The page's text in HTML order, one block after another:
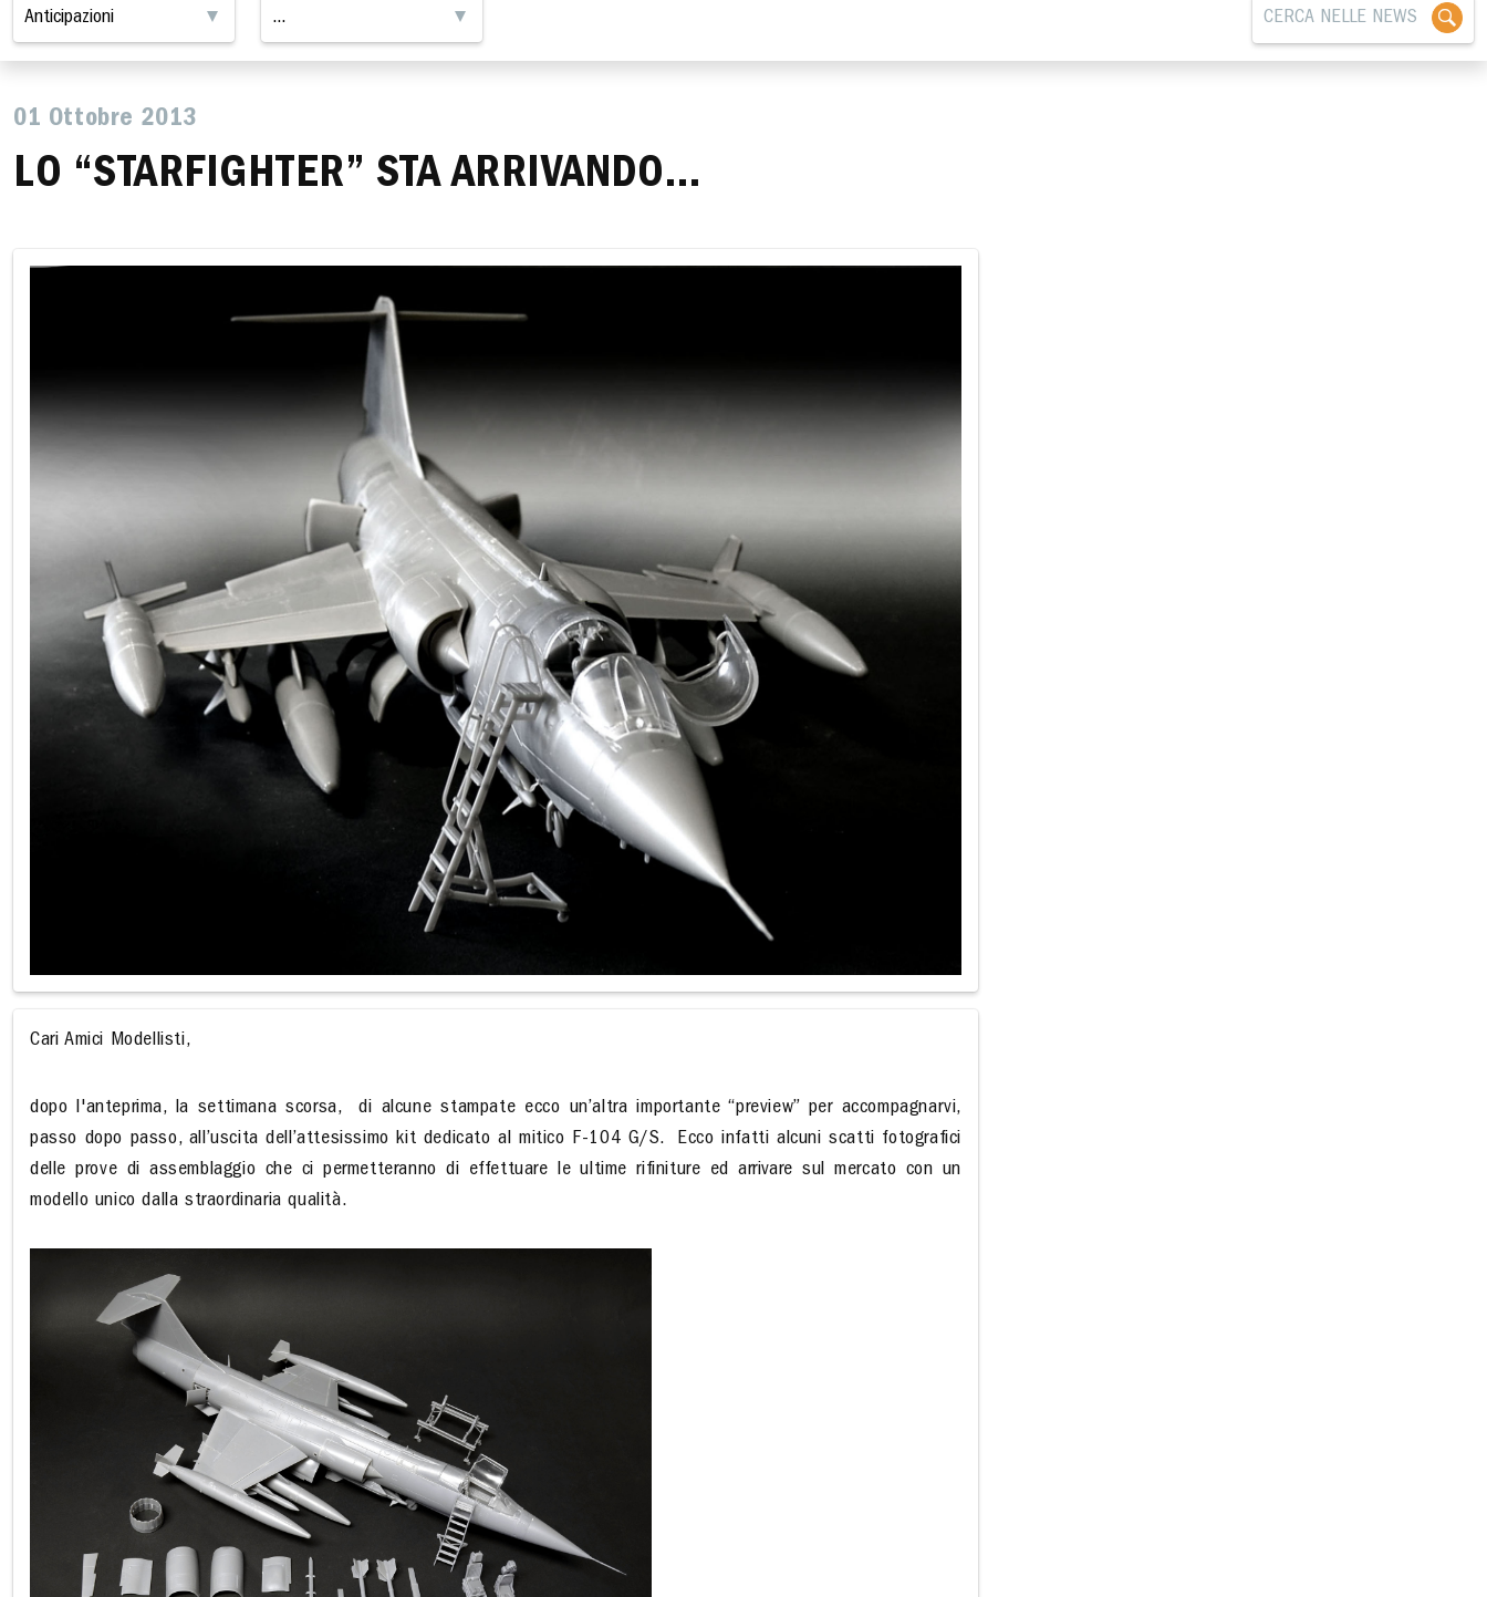
01 Ottobre 2013
LO “STARFIGHTER” STA ARRIVANDO…
Cari Amici Modellisti,
dopo l'anteprima, la settimana scorsa,
di alcune stampate ecco un’altra importante “preview” per accompagnarvi,
passo dopo passo, all’uscita dell’attesissimo kit dedicato al mitico F-104 G/S.
Ecco infatti alcuni scatti fotografici
delle prove di assemblaggio che ci permetteranno di effettuare le ultime rifiniture ed arrivare sul mercato con un
modello unico dalla straordinaria qualità.